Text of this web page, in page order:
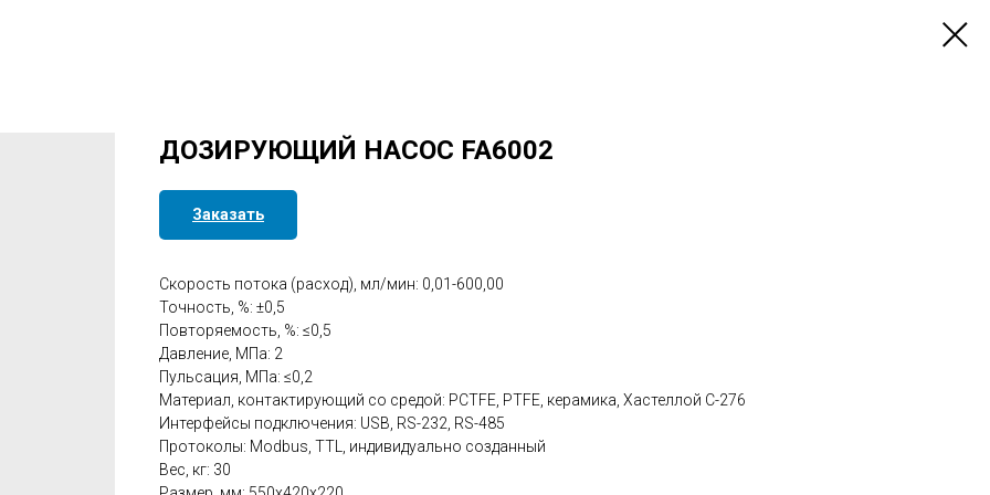
ДОЗИРУЮЩИЙ НАСОС FA6002
Заказать
Скорость потока (расход), мл/мин: 0,01-600,00
Точность, %: ±0,5
Повторяемость, %: ≤0,5
Давление, МПа: 2
Пульсация, МПа: ≤0,2
Материал, контактирующий со средой: PCTFE, PTFE, керамика, Хастеллой C-276
Интерфейсы подключения: USB, RS-232, RS-485
Протоколы: Modbus, TTL, индивидуально созданный
Вес, кг: 30